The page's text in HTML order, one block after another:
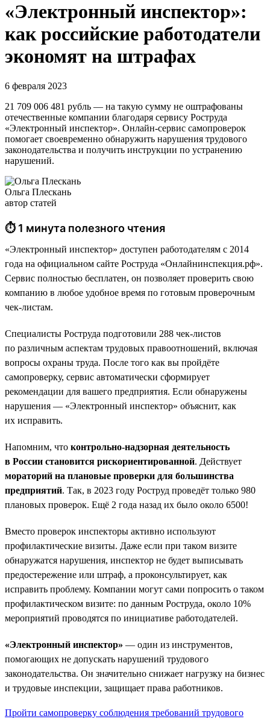
«Электронный инспектор»:
как российские работодатели
экономят на штрафах
6 февраля 2023
21 709 006 481 рубль — на такую сумму не оштрафованы
отечественные компании благодаря сервису Роструда
«Электронный инспектор». Онлайн-сервис самопроверок
помогает своевременно обнаружить нарушения трудового
законодательства и получить инструкции по устранению
нарушений.
Ольга Плескань
автор статей
⏱ 1 минута полезного чтения
«Электронный инспектор» доступен работодателям с 2014
года на официальном сайте Роструда «Онлайнинспекция.рф».
Сервис полностью бесплатен, он позволяет проверить свою
компанию в любое удобное время по готовым проверочным
чек-листам.
Специалисты Роструда подготовили 288 чек-листов
по различным аспектам трудовых правоотношений, включая
вопросы охраны труда. После того как вы пройдёте
самопроверку, сервис автоматически сформирует
рекомендации для вашего предприятия. Если обнаружены
нарушения — «Электронный инспектор» объяснит, как
их исправить.
Напомним, что контрольно-надзорная деятельность
в России становится рискориентированной. Действует
мораторий на плановые проверки для большинства
предприятий. Так, в 2023 году Роструд проведёт только 980
плановых проверок. Ещё 2 года назад их было около 6500!
Вместо проверок инспекторы активно используют
профилактические визиты. Даже если при таком визите
обнаружатся нарушения, инспектор не будет выписывать
предостережение или штраф, а проконсультирует, как
исправить проблему. Компании могут сами попросить о таком
профилактическом визите: по данным Роструда, около 10%
мероприятий проводятся по инициативе работодателей.
«Электронный инспектор» — один из инструментов,
помогающих не допускать нарушений трудового
законодательства. Он значительно снижает нагрузку на бизнес
и трудовые инспекции, защищает права работников.
Пройти самопроверку соблюдения требований трудового